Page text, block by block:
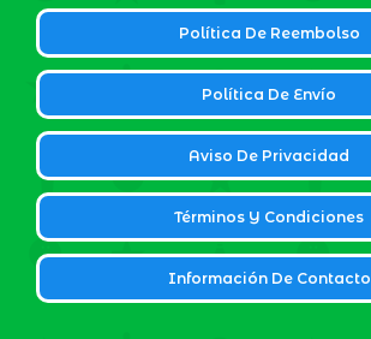
Política De Reembolso
Política De Envío
Aviso De Privacidad
Términos Y Condiciones
Información De Contacto